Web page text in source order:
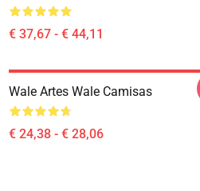
€ 37,67 - € 44,11
Wale Artes Wale Camisas
€ 24,38 - € 28,06